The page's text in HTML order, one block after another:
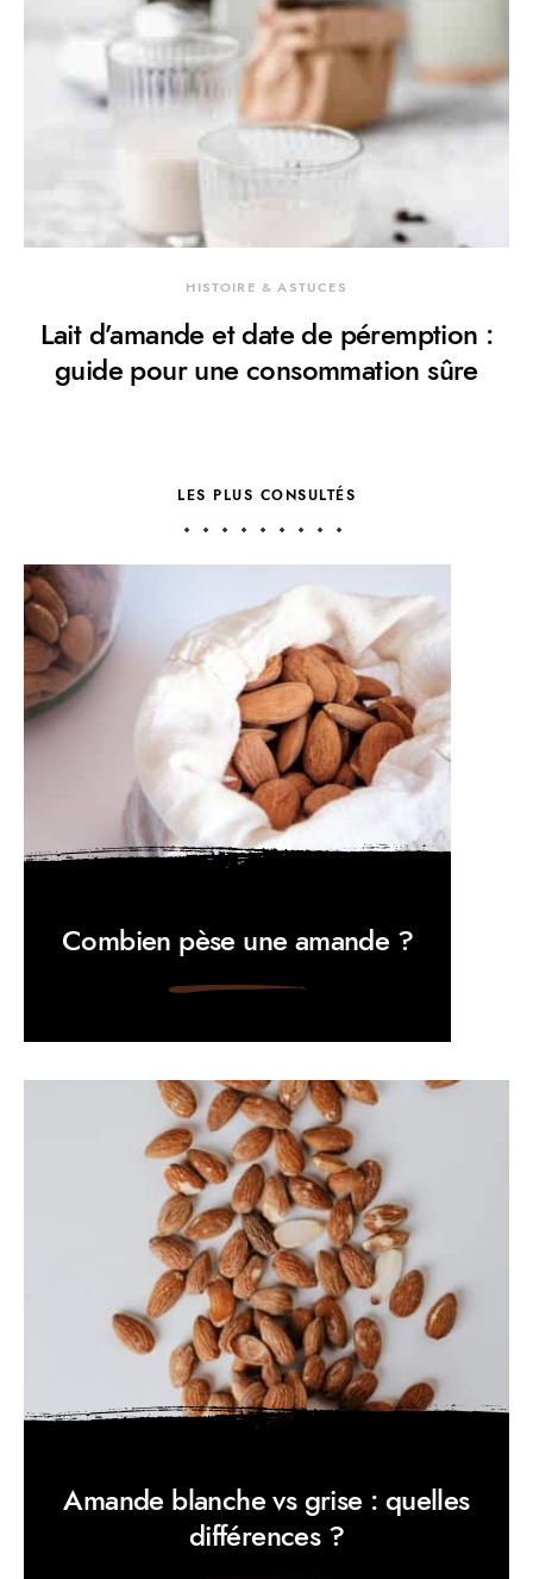
HISTOIRE & ASTUCES
Lait d’amande et date de péremption :
guide pour une consommation sûre
LES PLUS CONSULTÉS
Combien pèse une amande ?
Amande blanche vs grise : quelles
différences ?